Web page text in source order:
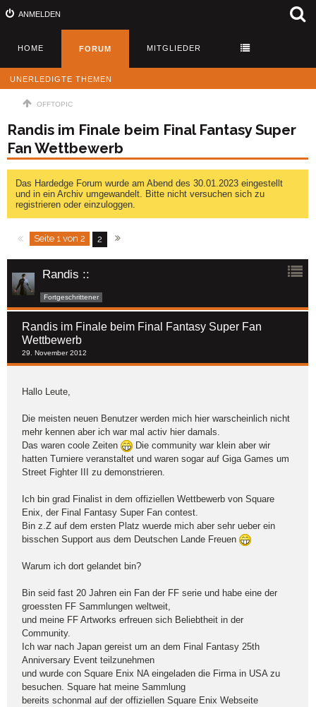
ANMELDEN
HOME FORUM MITGLIEDER
UNERLEDIGTE THEMEN
OFFTOPIC
Randis im Finale beim Final Fantasy Super
Fan Wettbewerb
Das Hardedge Forum wurde am Abend des 30.01.2023 eingestellt
und in ein Archiv umgewandelt. Bitte nicht versuchen sich zu
registrieren oder einzuloggen.
Seite 1 von 2 2
Randis ::
Fortgeschrittener
Randis im Finale beim Final Fantasy Super Fan
Wettbewerb
29. November 2012
Hallo Leute,
Die meisten neuen Benutzer werden mich hier warscheinlich nicht
mehr kennen aber ich war mal activ hier damals.
Das waren coole Zeiten
Die community war klein aber wir
hatten Turniere veranstaltet und waren sogar auf Giga Games um
Street Fighter III zu demonstrieren.
Ich bin grad Finalist in dem offiziellen Wettbewerb von Square
Enix, der Final Fantasy Super Fan contest.
Bin z.Z auf dem ersten Platz wuerde mich aber sehr ueber ein
bisschen Support aus dem Deutschen Lande Freuen
Warum ich dort gelandet bin?
Bin seid fast 20 Jahren ein Fan der FF serie und habe eine der
groessten FF Sammlungen weltweit,
und meine FF Artworks erfreuen sich Beliebtheit in der
Community.
Ich war nach Japan gereist um an dem Final Fantasy 25th
Anniversary Event teilzunehmen
und wurde con Square Enix NA eingeladen die Firma in USA zu
besuchen. Square hat meine Sammlung
bereits schonmal auf der offiziellen Square Enix Webseite